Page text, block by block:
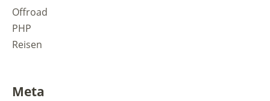
Offroad
PHP
Reisen
Meta